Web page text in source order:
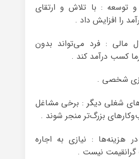
توسعه : با تلاش و ارتقای
را افزایش داد .
مالی : فرد می‌تواند بدون
کسب درآمد کند .
شغلی دیگر : برخی مشاغل
بزرگ‌تر منجر شوند .
هزینه‌ها : نیازی به اجاره
گرانقیمت نیست .